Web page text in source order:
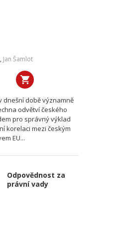
, Jan Šamlot
dnešní době významně
odvětví českého
pro správný výklad
korelaci mezi českým
EU...
Odpovědnost za
právní vady